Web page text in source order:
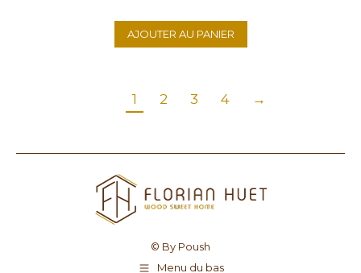
AJOUTER AU PANIER
1 2 3 4 →
© By Poush
Menu du bas